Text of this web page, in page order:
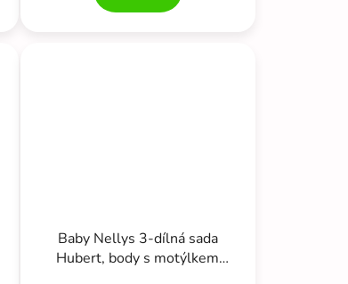
Baby Nellys 3-dílná sada
Hubert, body s motýlkem